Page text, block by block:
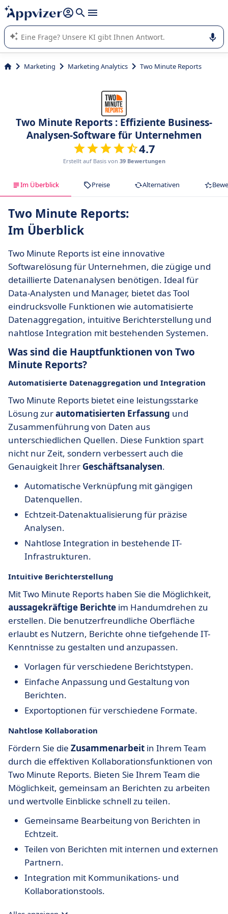
beantworten (mehrere Zeilen mit
Die KI von Appvizer führt Sie bei der Nutzung oder Auswahl
von SaaS-Software in Unternehmen.
Marketing Marketing Analytics Two Minute Reports
Two Minute Reports : Effiziente Business-
Analysen-Software für Unternehmen
4.7
Erstellt auf Basis von 39 Bewertungen
Im Überblick Preise Alternativen
Two Minute Reports:
Im Überblick
Two Minute Reports ist eine innovative
Softwarelösung für Unternehmen, die zügige und
detaillierte Datenanalysen benötigen. Ideal für
Data-Analysten und Manager, bietet das Tool
eindrucksvolle Funktionen wie automatisierte
Datenaggregation, intuitive Berichterstellung und
nahtlose Integration mit bestehenden Systemen.
Was sind die Hauptfunktionen von Two
Minute Reports?
Automatisierte Datenaggregation und Integration
Two Minute Reports bietet eine leistungsstarke
Lösung zurautomatisierten Erfassung und
Zusammenführung von Daten aus
unterschiedlichen Quellen. Diese Funktion spart
nicht nur Zeit, sondern verbessert auch die
Genauigkeit Ihrer Geschäftsanalysen.
Automatische Verknüpfung mit gängigen
Datenquellen.
Echtzeit-Datenaktualisierung für präzise
Analysen.
Nahtlose Integration in bestehende IT-
Infrastrukturen.
Intuitive Berichterstellung
Mit Two Minute Reports haben Sie die Möglichkeit,
aussagekräftige Berichte im Handumdrehen zu
erstellen. Die benutzerfreundliche Oberfläche
erlaubt es Nutzern, Berichte ohne tiefgehende IT-
Kenntnisse zu gestalten und anzupassen.
Vorlagen für verschiedene Berichtstypen.
Einfache Anpassung und Gestaltung von
Berichten.
Exportoptionen für verschiedene Formate.
Nahtlose Kollaboration
Fördern Sie die Zusammenarbeit in Ihrem Team
durch die effektiven Kollaborationsfunktionen von
Two Minute Reports. Bieten Sie Ihrem Team die
Möglichkeit, gemeinsam an Berichten zu arbeiten
und wertvolle Einblicke schnell zu teilen.
Gemeinsame Bearbeitung von Berichten in
Echtzeit.
Teilen von Berichten mit internen und externen
Partnern.
Integration mit Kommunikations- und
Kollaborationstools.